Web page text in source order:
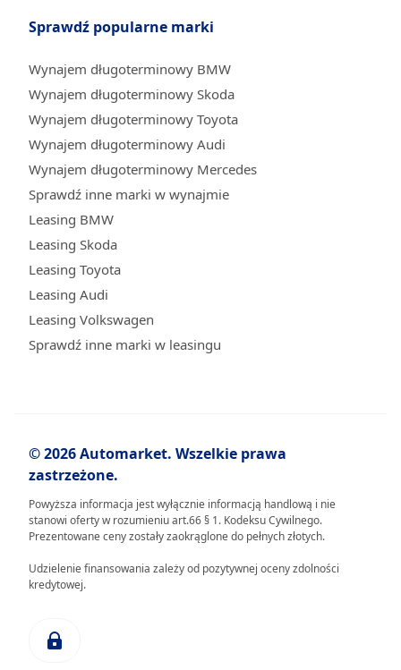
Sprawdź popularne marki
Wynajem długoterminowy BMW
Wynajem długoterminowy Skoda
Wynajem długoterminowy Toyota
Wynajem długoterminowy Audi
Wynajem długoterminowy Mercedes
Sprawdź inne marki w wynajmie
Leasing BMW
Leasing Skoda
Leasing Toyota
Leasing Audi
Leasing Volkswagen
Sprawdź inne marki w leasingu
© 2026 Automarket. Wszelkie prawa
zastrzeżone.
Powyższa informacja jest wyłącznie informacją handlową i nie
stanowi oferty w rozumieniu art.66 § 1. Kodeksu Cywilnego.
Prezentowane ceny zostały zaokrąglone do pełnych złotych.
Udzielenie finansowania zależy od pozytywnej oceny zdolności
kredytowej.